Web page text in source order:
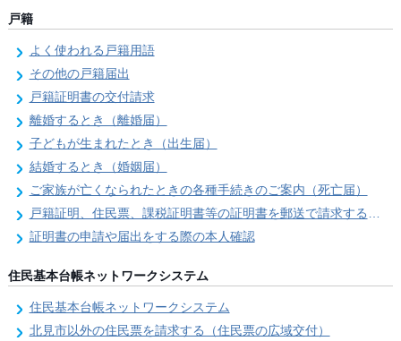
戸籍
よく使われる戸籍用語
その他の戸籍届出
戸籍証明書の交付請求
離婚するとき（離婚届）
子どもが生まれたとき（出生届）
結婚するとき（婚姻届）
ご家族が亡くなられたときの各種手続きのご案内（死亡届）
戸籍証明、住民票、課税証明書等の証明書を郵送で請求する際の本人確認
証明書の申請や届出をする際の本人確認
住民基本台帳ネットワークシステム
住民基本台帳ネットワークシステム
北見市以外の住民票を請求する（住民票の広域交付）